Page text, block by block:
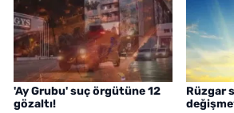
'Ay Grubu' suç örgütüne 12
gözaltı!
Rüzgar